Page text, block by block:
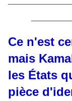
Ce n'est
mais
les États
pièce